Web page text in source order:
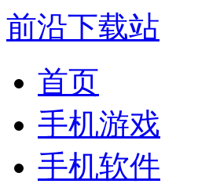
前沿下载站
首页
手机游戏
手机软件